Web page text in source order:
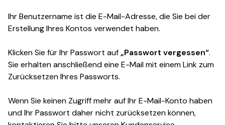
Ihr Benutzername ist die E-Mail-Adresse, die Sie bei der
Erstellung Ihres Kontos verwendet haben.
Klicken Sie für Ihr Passwort auf„Passwort vergessen“.
Sie erhalten anschließend eine E-Mail mit einem Link zum
Zurücksetzen Ihres Passworts.
Wenn Sie keinen Zugriff mehr auf Ihr E-Mail-Konto haben
und Ihr Passwort daher nicht zurücksetzen können,